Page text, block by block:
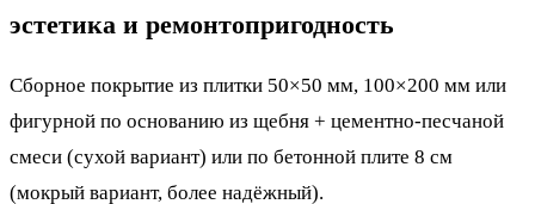
эстетика и ремонтопригодность
Сборное покрытие из плитки 50×50 мм, 100×200 мм или
фигурной по основанию из щебня + цементно-песчаной
смеси (сухой вариант) или по бетонной плите 8 см
(мокрый вариант, более надёжный).